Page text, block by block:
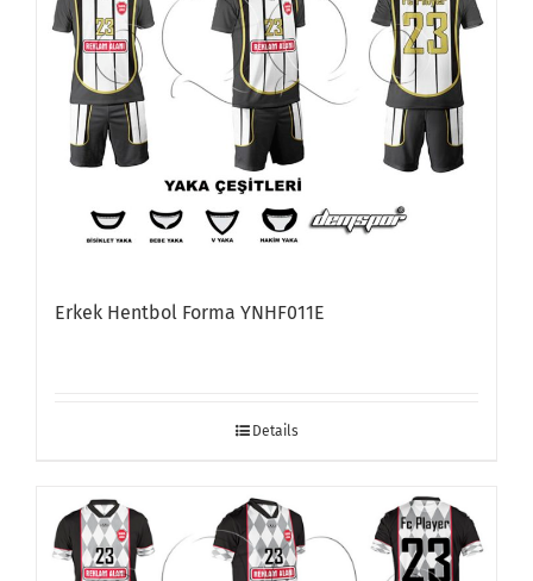
Erkek Hentbol Forma YNHF011E
Details